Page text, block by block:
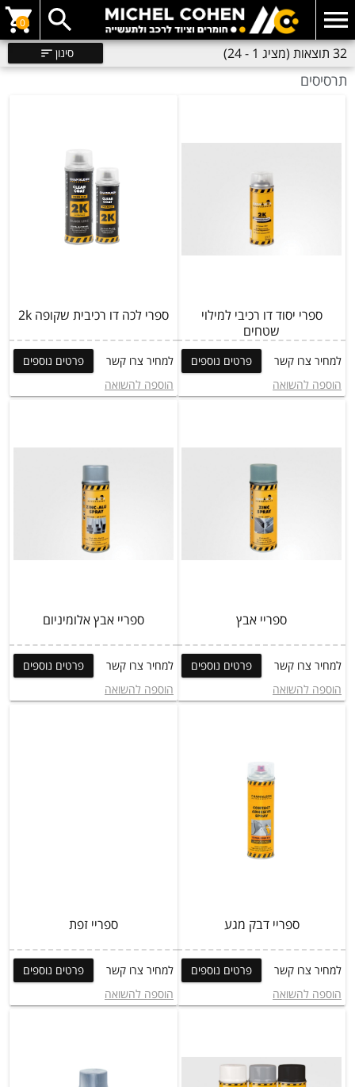
0
תרסיסים
ספרי יסוד דו רכיבי למילוי
שטחים
למחיר צרו קשר
פרטים נוספים
הוספה להשואה
ספרי לכה דו רכיבית שקופה 2k
למחיר צרו קשר
פרטים נוספים
הוספה להשואה
ספריי אבץ
למחיר צרו קשר
פרטים נוספים
הוספה להשואה
ספריי אבץ אלומיניום
למחיר צרו קשר
פרטים נוספים
הוספה להשואה
ספריי דבק מגע
למחיר צרו קשר
פרטים נוספים
הוספה להשואה
ספריי זפת
למחיר צרו קשר
פרטים נוספים
הוספה להשואה
32 תוצאות (מציג 1 - 24) סינון